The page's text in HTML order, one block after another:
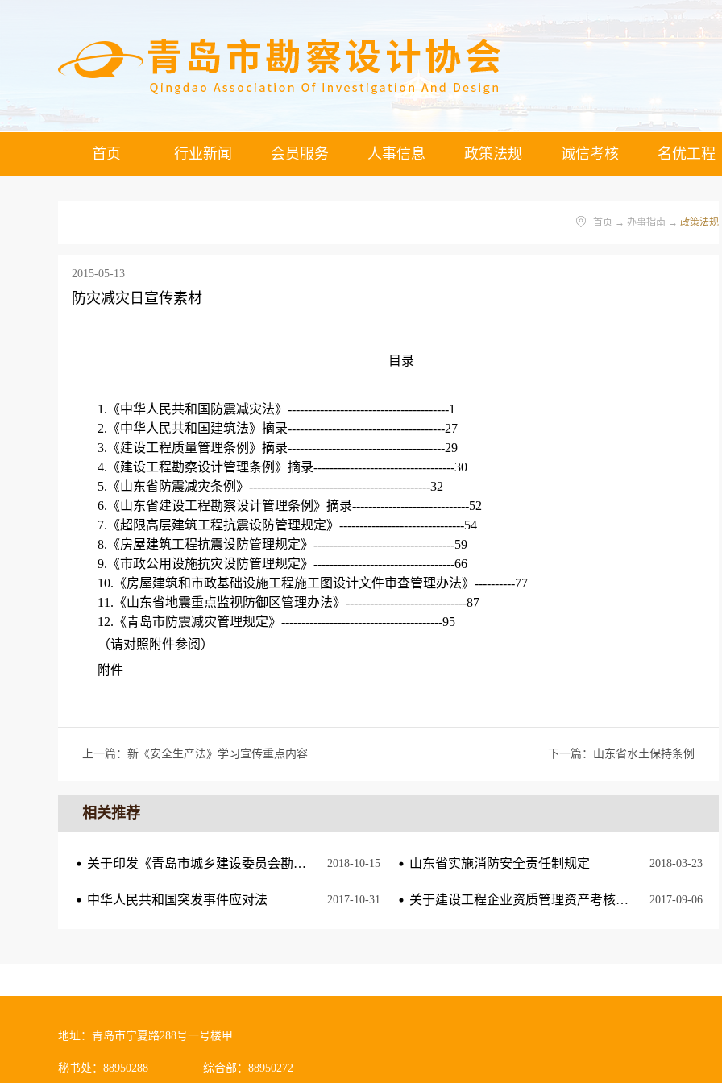
首页 行业新闻 会员服务 人事信息 政策法规 诚信考核 名优工程
首页 → 办事指南 → 政策法规
2015-05-13
防灾减灾日宣传素材
目录
1. 《中华人民共和国防震减灾法》 ----------------------------------------1
2. 《中华人民共和国建筑法》 摘录---------------------------------------27
3. 《建设工程质量管理条例》摘录---------------------------------------29
4. 《建设工程勘察设计管理条例》摘录-----------------------------------30
5. 《山东省防震减灾条例》---------------------------------------------32
6. 《山东省建设工程勘察设计管理条例》摘录-----------------------------52
7. 《超限高层建筑工程抗震设防管理规定》-------------------------------54
8. 《房屋建筑工程抗震设防管理规定》 -----------------------------------59
9. 《市政公用设施抗灾设防管理规定》-----------------------------------66
10. 《房屋建筑和市政基础设施工程施工图设计文件审查管理办法》 ----------77
11. 《山东省地震重点监视防御区管理办法》------------------------------87
12. 《青岛市防震减灾管理规定》 ----------------------------------------95
（请对照附件参阅）
附件
上一篇： 新《安全生产法》学习宣传重点内容 下一篇： 山东省水土保持条例
相关推荐
关于印发《青岛市城乡建设委员会勘察设计单位和从业人员诚信考核管理办法》的通知 2018-10-15 山东省实施消防安全责任制规定 2018-03-23
中华人民共和国突发事件应对法 2017-10-31 关于建设工程企业资质管理资产考核有关问题的通知 2017-09-06
地址：青岛市宁夏路288号一号楼甲
秘书处：88950288 综合部：88950272